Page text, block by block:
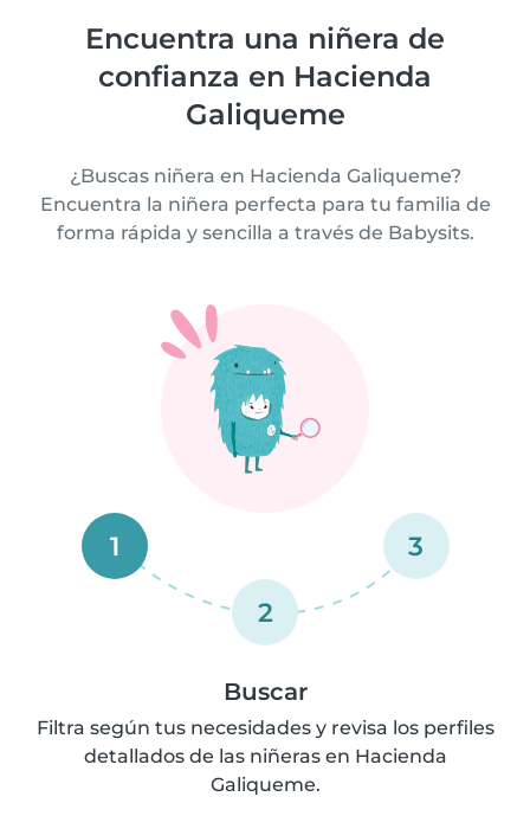
Encuentra una niñera de
confianza en Hacienda
Galiqueme
¿Buscas niñera en Hacienda Galiqueme?
Encuentra la niñera perfecta para tu familia de
forma rápida y sencilla a través de Babysits.
1
2
3
Buscar
Filtra según tus necesidades y revisa los perfiles
detallados de las niñeras en Hacienda
Galiqueme.